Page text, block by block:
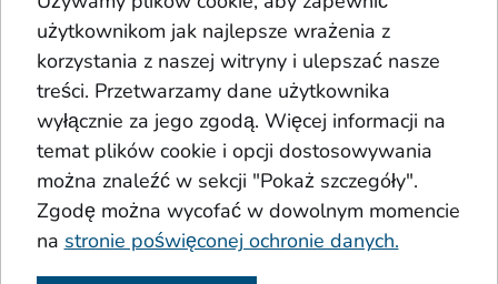
Do pobrania
Ogólne Warunki Handlowe
Portfolio produktów
Glosariusz
Osady
Kwasy
Dodatki
Koło Sinnera
użytkownikom jak najlepsze wrażenia z
korzystania z naszej witryny i ulepszać nasze
treści. Przetwarzamy dane użytkownika
wyłącznie za jego zgodą. Więcej informacji na
temat plików cookie i opcji dostosowywania
można znaleźć w sekcji "Pokaż szczegóły".
Zgodę można wycofać w dowolnym momencie
na stronie poświęconej ochronie danych.